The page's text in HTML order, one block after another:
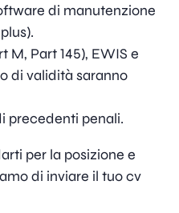
di manutenzione
M, Part 145), EWIS e
di validità saranno
precedenti penali.
per la posizione e
di inviare il tuo cv